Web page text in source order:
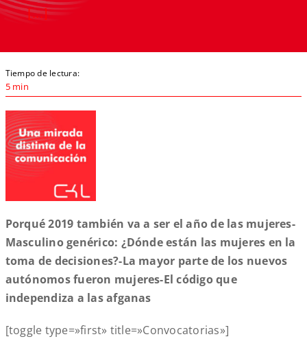
[...]
Tiempo de lectura:
5 min
Porqué 2019 también va a ser el año de las mujeres-
Masculino genérico: ¿Dónde están las mujeres en la
toma de decisiones?-La mayor parte de los nuevos
autónomos fueron mujeres-El código que
independiza a las afganas
[toggle type=»first» title=»Convocatorias»]